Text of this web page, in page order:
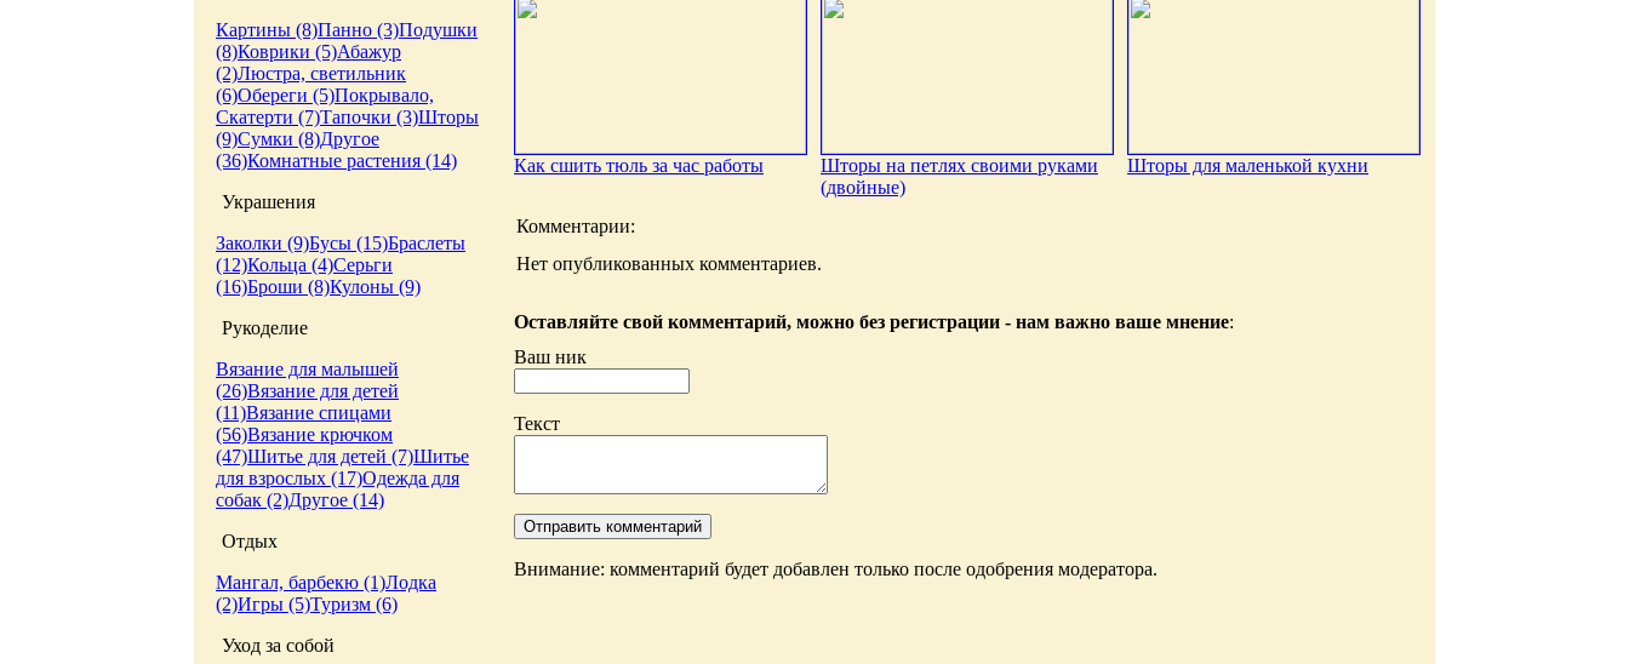
Картины (8)Панно (3)Подушки
(8)Коврики (5)Абажур
(2)Люстра, светильник
(6)Обереги (5)Покрывало,
Скатерти (7)Тапочки (3)Шторы
(9)Сумки (8)Другое
(36)Комнатные растения (14)
Украшения
Заколки (9)Бусы (15)Браслеты
(12)Кольца (4)Серьги
(16)Броши (8)Кулоны (9)
Рукоделие
Вязание для малышей
(26)Вязание для детей
(11)Вязание спицами
(56)Вязание крючком
(47)Шитье для детей (7)Шитье
для взрослых (17)Одежда для
собак (2)Другое (14)
Отдых
Мангал, барбекю (1)Лодка
(2)Игры (5)Туризм (6)
Уход за собой
Как сшить тюль за час работы
Шторы на петлях своими руками
(двойные)
Шторы для маленькой кухни
Комментарии:
Нет опубликованных комментариев.
Оставляйте свой комментарий, можно без регистрации - нам важно ваше мнение:
Ваш ник
Текст
Внимание: комментарий будет добавлен только после одобрения модератора.